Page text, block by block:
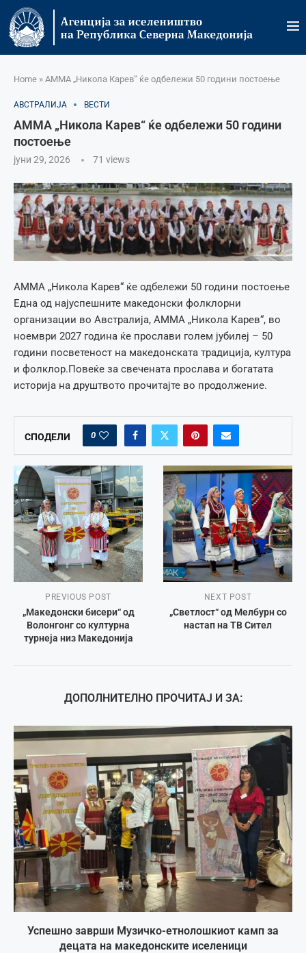
Home » АММА „Никола Карев“ ќе одбележи 50 години постоење
АВСТРАЛИЈА ВЕСТИ
АММА „Никола Карев“ ќе одбележи 50 години
постоење
јуни 29, 2026 71 views
АММА „Никола Карев“ ќе одбележи 50 години постоење
Една од најуспешните македонски фолклорни
организации во Австралија, АММА „Никола Карев“, во
ноември 2027 година ќе прослави голем јубилеј – 50
години посветеност на македонската традиција, култура
и фолклор.Повеќе за свечената прослава и богатата
историја на друштвото прочитајте во продолжение.
СПОДЕЛИ 0
PREVIOUS POST
„Македонски бисери“ од
Волонгонг со културна
турнеја низ Македонија
NEXT POST
„Светлост“ од Мелбурн со
настап на ТВ Сител
ДОПОЛНИТЕЛНО ПРОЧИТАЈ И ЗА:
Успешно заврши Музичко-етнолошкиот камп за
децата на македонските иселеници